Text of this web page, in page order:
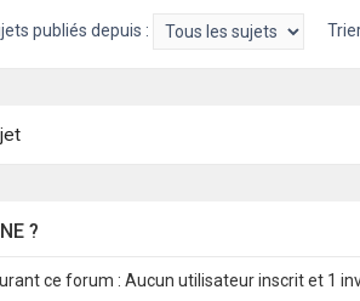
publiés depuis :
?
ce forum : Aucun utilisateur inscrit et 1